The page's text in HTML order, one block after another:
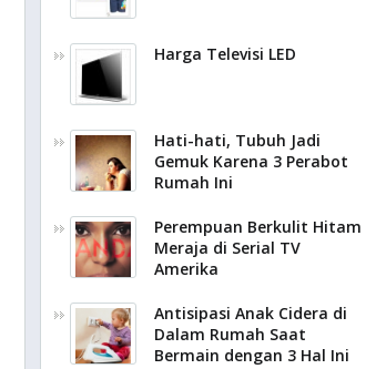
Harga Televisi LED
Hati-hati, Tubuh Jadi
Gemuk Karena 3 Perabot
Rumah Ini
Perempuan Berkulit Hitam
Meraja di Serial TV
Amerika
Antisipasi Anak Cidera di
Dalam Rumah Saat
Bermain dengan 3 Hal Ini